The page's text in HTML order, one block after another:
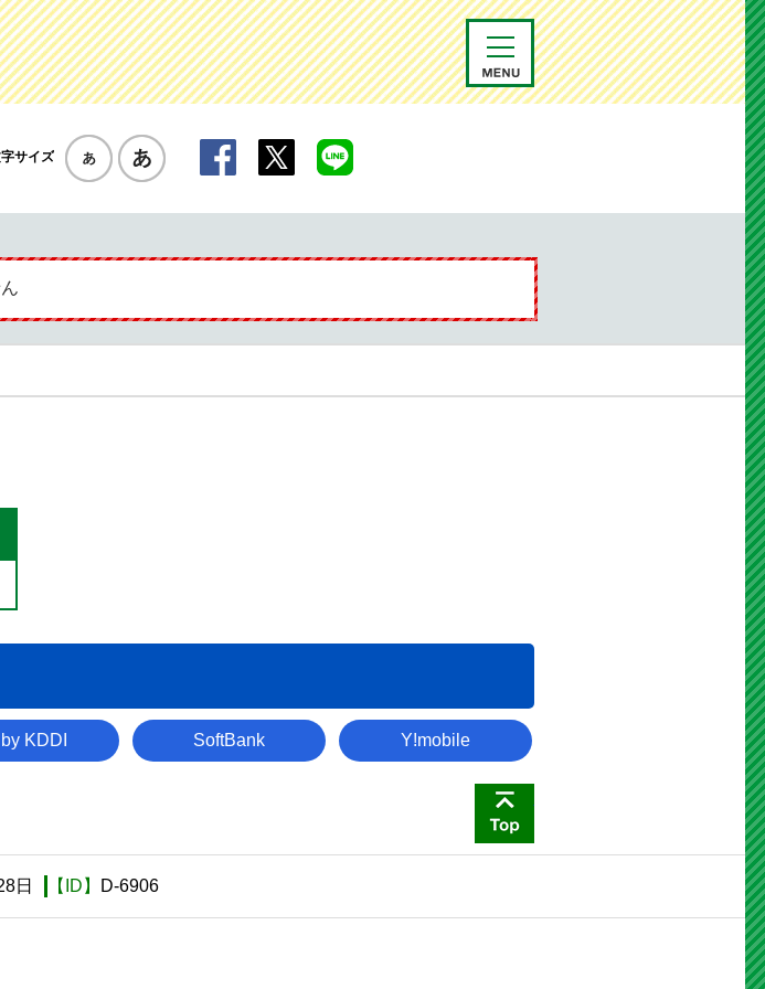
メニュー
サイズ 標準 拡大 美浦村Facebook
KDDI SoftBank Y!mobile
日 【ID】 D-6906